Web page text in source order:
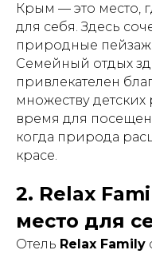
Крым — это место,
для себя. Здесь
природные
Семейный отдых
привлекателен
множеству
время для
когда природа
красе.
2. Relax
место для
Отель Relax Family